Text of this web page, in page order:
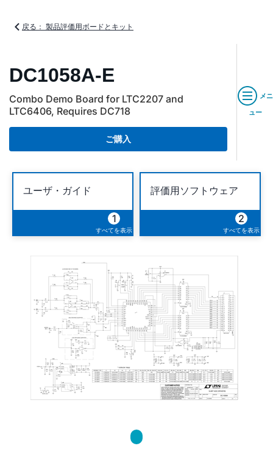
戻る： 製品評価用ボードとキット
DC1058A-E
Combo Demo Board for LTC2207 and
LTC6406, Requires DC718
ご購入
メニ
ュー
ユーザ・ガイド
1
すべてを表示
評価用ソフトウェア
2
すべてを表示